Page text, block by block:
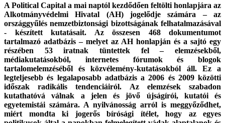
A Political Capital a mai naptól kezdődően feltölti honlapjára az
Alkotmányvédelmi Hivatal (AH) jogelődje számára – az
országgyűlés nemzetbiztonsági bizottságának felhatalmazásával
- készített kutatásait. Az összesen 468 dokumentumot
tartalmazó adatbázis – melyet az AH honlapján és a sajtó egy
részében 53 iratnak tüntettek fel – elemzésekből,
médiakutatásokból, internetes fórumok és blogok
tartalomelemzéséből és közvélemény-kutatásokból áll. Ez a
legteljesebb és legalaposabb adatbázis a 2006 és 2009 közötti
időszak radikális tendenciáiról. Az elemzések szabadon
kutathatóvá válnak a jelen és jövő újságírói, kutatói és
egyetemistái számára. A nyilvánosság arról is meggyőződhet,
miért mondta ki jogerős bírósági ítélet, hogy az egyes